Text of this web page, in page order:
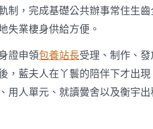
制，完成基礎公共辦事常住生
失業棲身供給方便。
證申領包養站長受理、制作、
，藍夫人在丫鬟的陪伴下才出
用人單元、就讀黌舍以及衡宇